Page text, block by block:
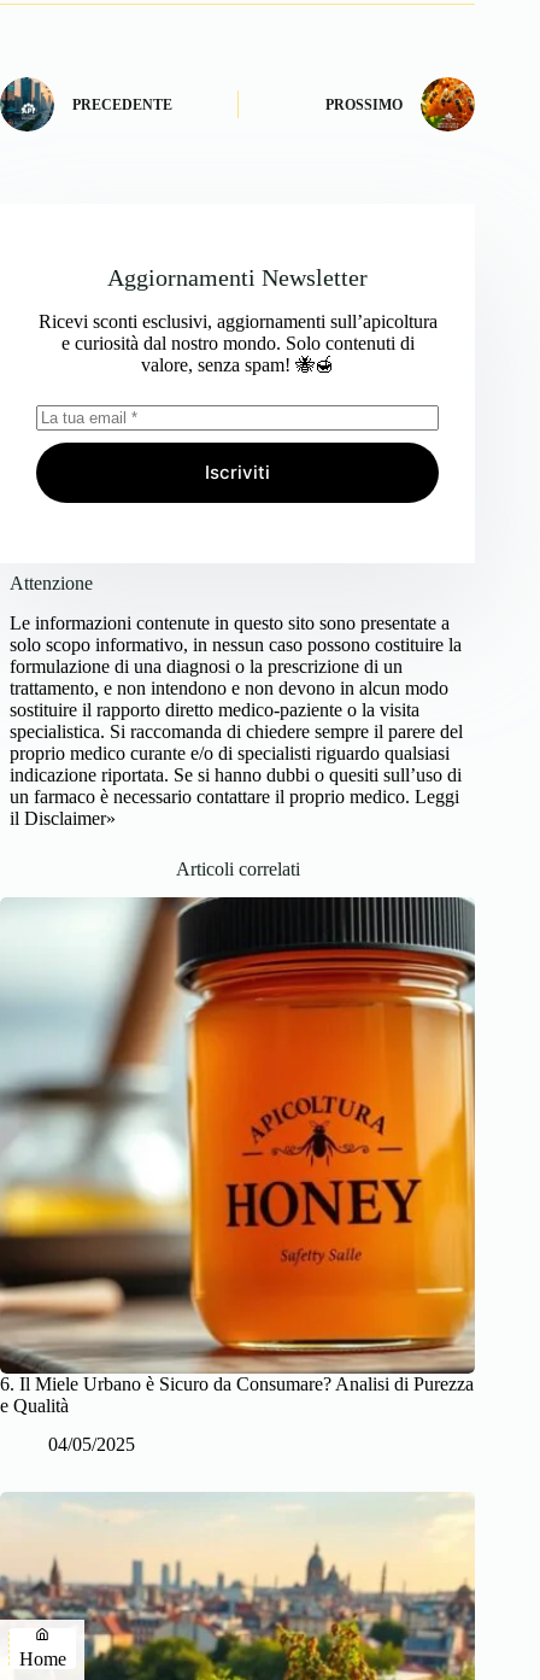
PRECEDENTE PROSSIMO
Aggiornamenti Newsletter
Ricevi sconti esclusivi, aggiornamenti sull’apicoltura
e curiosità dal nostro mondo. Solo contenuti di
valore, senza spam! 🐝🍯
Iscriviti
Attenzione
Le informazioni contenute in questo sito sono presentate a
solo scopo informativo, in nessun caso possono costituire la
formulazione di una diagnosi o la prescrizione di un
trattamento, e non intendono e non devono in alcun modo
sostituire il rapporto diretto medico-paziente o la visita
specialistica. Si raccomanda di chiedere sempre il parere del
proprio medico curante e/o di specialisti riguardo qualsiasi
indicazione riportata. Se si hanno dubbi o quesiti sull’uso di
un farmaco è necessario contattare il proprio medico. Leggi
il Disclaimer»
Articoli correlati
6. Il Miele Urbano è Sicuro da Consumare? Analisi di Purezza
e Qualità
04/05/2025
Home